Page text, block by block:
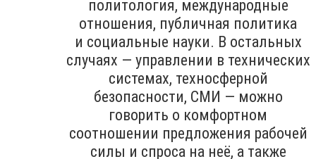
политология, международные
отношения, публичная политика
и социальные науки. В остальных
случаях — управлении в технических
системах, техносферной
безопасности, СМИ — можно
говорить о комфортном
соотношении предложения рабочей
силы и спроса на неё, а также